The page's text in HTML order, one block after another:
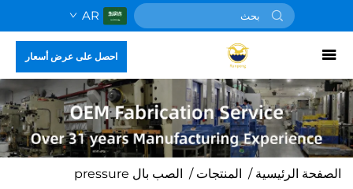
AR
احصل على عرض أسعار
الصفحة الرئيسية/ المنتجات/ الصب بال pressure